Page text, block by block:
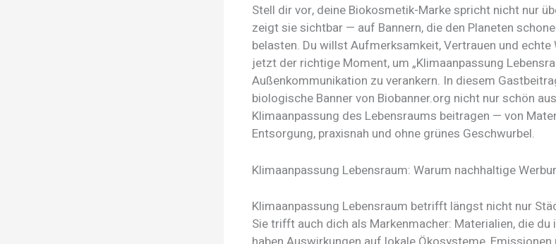
Stell dir vor, deine Biokosmetik-Marke spricht nicht nur
zeigt sie sichtbar — auf Bannern, die den Planeten
belasten. Du willst Aufmerksamkeit, Vertrauen und echte
jetzt der richtige Moment, um „Klimaanpassung
Außenkommunikation zu verankern. In diesem
biologische Banner von Biobanner.org nicht nur schön
Klimaanpassung des Lebensraums beitragen — von
Entsorgung, praxisnah und ohne grünes Geschwurbel.
Klimaanpassung Lebensraum: Warum nachhaltige
Klimaanpassung Lebensraum betrifft längst nicht nur
Sie trifft auch dich als Markenmacher: Materialien, die du